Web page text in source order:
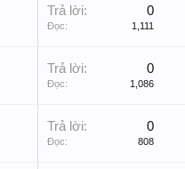
Trả lời: 0
Đọc: 1,111
Trả lời: 0
Đọc: 1,086
Trả lời: 0
Đọc: 808